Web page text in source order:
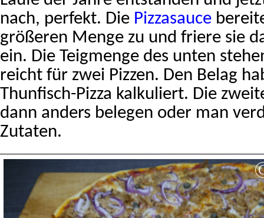
nach, perfekt. Die Pizzasauce
größeren Menge zu und friere sie
ein. Die Teigmenge des unten
reicht für zwei Pizzen. Den Belag
Thunfisch-Pizza kalkuliert. Die
dann anders belegen oder man
Zutaten.